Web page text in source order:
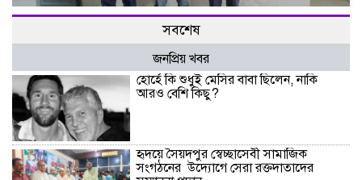
সবশেষ
জনপ্রিয় খবর
হোর্হে কি শুধুই মেসির বাবা ছিলেন, নাকি
আরও বেশি কিছু?
হৃদয়ে সৈয়দপুর স্বেচ্ছাসেবী সামাজিক
সংগঠনের উদ্যোগে সেরা রক্তদাতাদের